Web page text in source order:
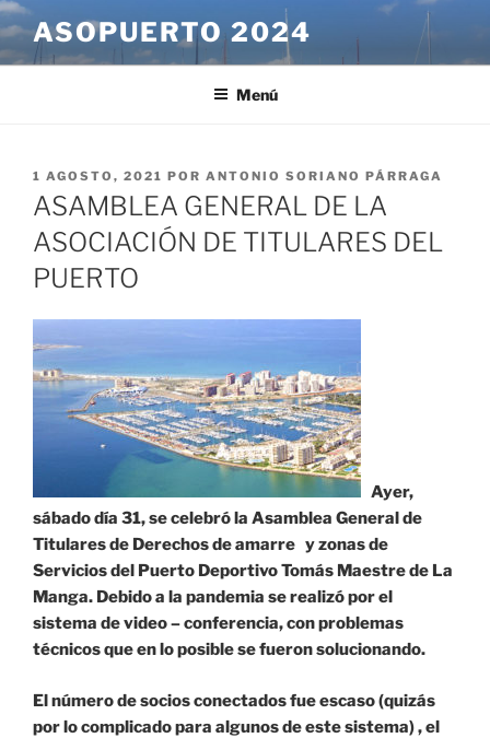
Saltar
al
contenido
ASOPUERTO 2024
Menú
PUBLICADO
EL
1 AGOSTO, 2021 POR ANTONIO SORIANO PÁRRAGA
ASAMBLEA GENERAL DE LA
ASOCIACIÓN DE TITULARES DEL
PUERTO
Ayer,
sábado día 31, se celebró la Asamblea General de
Titulares de Derechos de amarre y zonas de
Servicios del Puerto Deportivo Tomás Maestre de La
Manga. Debido a la pandemia se realizó por el
sistema de video – conferencia, con problemas
técnicos que en lo posible se fueron solucionando.
El número de socios conectados fue escaso (quizás
por lo complicado para algunos de este sistema) , el